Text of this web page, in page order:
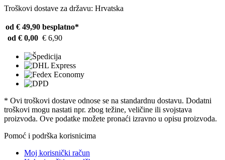
Troškovi dostave za državu: Hrvatska
od € 49,90 besplatno*
od € 0,00 € 6,90
* Ovi troškovi dostave odnose se na standardnu ​​dostavu. Dodatni
troškovi mogu nastati npr. zbog težine, veličine ili svojstava
proizvoda. Ove podatke možete pronaći izravno u opisu proizvoda.
Pomoć i podrška korisnicima
Moj korisnički račun